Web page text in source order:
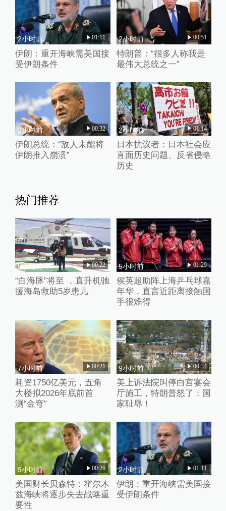
2小时前 01:11
伊朗：重开海峡需美国接
受伊朗条件
2小时前 00:51
特朗普：“很多人称我是
最伟大总统之一”
2小时前 00:32
伊朗总统：“敌人未能将
伊朗推入崩溃”
2小时前 01:14
日本抗议者：日本社会应
直面历史问题、反省侵略
历史
热门推荐
5小时前 00:22
“白海豚”将至 ，直升机驰
援海岛救助5岁患儿
5小时前 01:29
侯英超助阵上海乒乓球嘉
年华，直言近距离接触国
手很难得
7小时前 00:21
耗资1750亿美元，五角
大楼拟2026年底前首
测“金穹”
9小时前 00:34
美上诉法院叫停白宫宴会
厅施工，特朗普怒了：国
家耻辱！
9小时前 00:26
美国财长贝森特：霍尔木
兹海峡将逐步失去战略重
要性
2小时前 01:11
伊朗：重开海峡需美国接
受伊朗条件